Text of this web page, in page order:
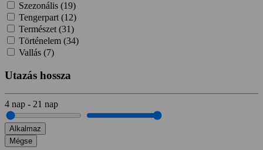
Szezonális (19)
Tengerpart (12)
Természet (31)
Történelem (34)
Vallás (7)
Utazás hossza
4 nap - 21 nap
Alkalmaz
Mégse